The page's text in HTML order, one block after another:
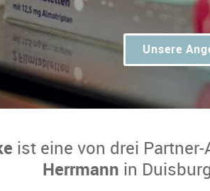
Unsere
ist eine von drei
Herrmann in